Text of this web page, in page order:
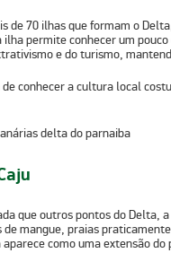
de70 ilhasque formam o
ilha permite conhecer um
e do turismo,
conhecer a cultura local
que outros pontos do Delta, a
demangue, praias
como uma extensão